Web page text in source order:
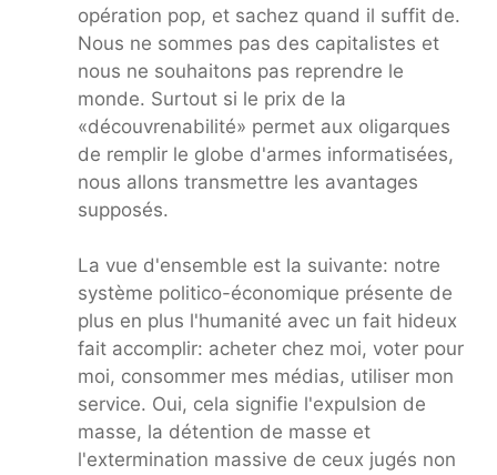
opération pop, et sachez quand il suffit de.
Nous ne sommes pas des capitalistes et
nous ne souhaitons pas reprendre le
monde. Surtout si le prix de la
«découvrenabilité» permet aux oligarques
de remplir le globe d'armes informatisées,
nous allons transmettre les avantages
supposés.
La vue d'ensemble est la suivante: notre
système politico-économique présente de
plus en plus l'humanité avec un fait hideux
fait accomplir: acheter chez moi, voter pour
moi, consommer mes médias, utiliser mon
service. Oui, cela signifie l'expulsion de
masse, la détention de masse et
l'extermination massive de ceux jugés non